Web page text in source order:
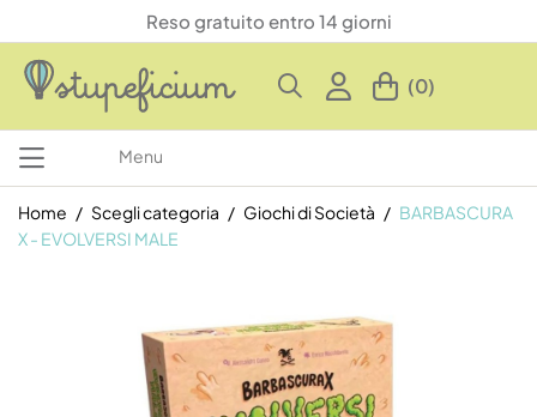
Reso gratuito entro 14 giorni
(0)
Menu
Home Scegli categoria Giochi di Società
BARBASCURA
X - EVOLVERSI MALE